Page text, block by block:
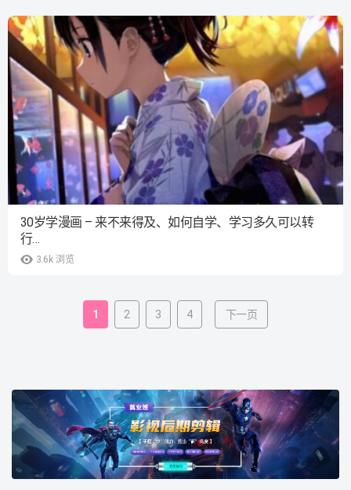
3.6k 浏览
30岁学漫画 – 来不来得及、如何自学、学习多久可以转
行…
1 2 3 4 下一页